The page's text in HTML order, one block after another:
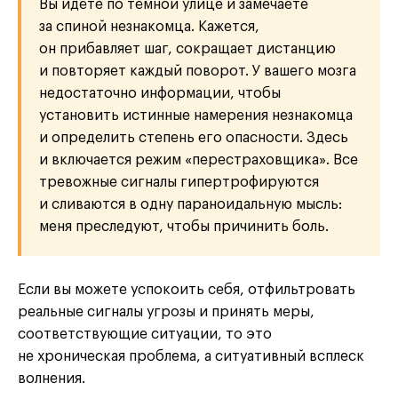
Вы идёте по тёмной улице и замечаете
за спиной незнакомца. Кажется,
он прибавляет шаг, сокращает дистанцию
и повторяет каждый поворот. У вашего мозга
недостаточно информации, чтобы
установить истинные намерения незнакомца
и определить степень его опасности. Здесь
и включается режим «перестраховщика». Все
тревожные сигналы гипертрофируются
и сливаются в одну параноидальную мысль:
меня преследуют, чтобы причинить боль.
Если вы можете успокоить себя, отфильтровать
реальные сигналы угрозы и принять меры,
соответствующие ситуации, то это
не хроническая проблема, а ситуативный всплеск
волнения.